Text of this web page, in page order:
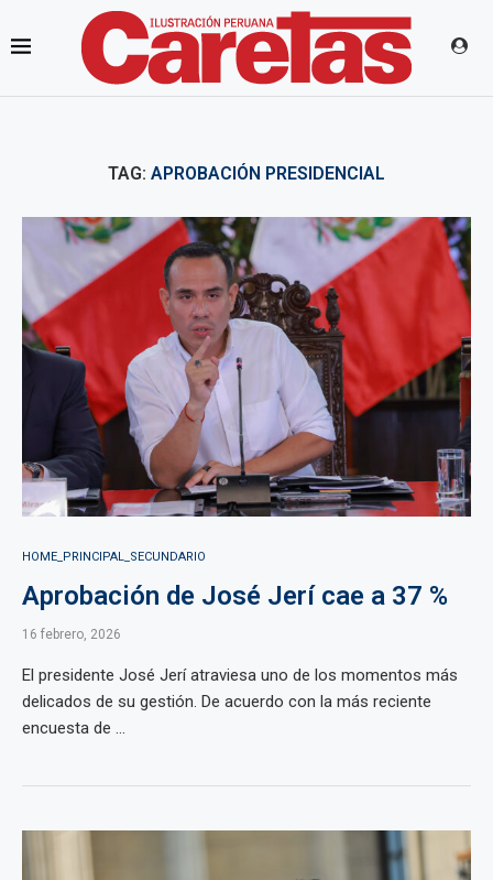
TAG: APROBACIÓN PRESIDENCIAL
HOME_PRINCIPAL_SECUNDARIO
Aprobación de José Jerí cae a 37 %
16 febrero, 2026
El presidente José Jerí atraviesa uno de los momentos más
delicados de su gestión. De acuerdo con la más reciente
encuesta de ...